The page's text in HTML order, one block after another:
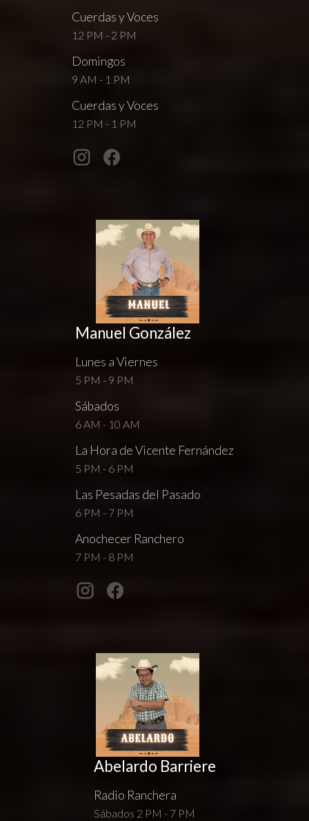
Cuerdas y Voces
12 PM - 2 PM
Domingos
9 AM - 1 PM
Cuerdas y Voces
12 PM - 1 PM
Manuel González
Lunes a Viernes
5 PM - 9 PM
Sábados
6 AM - 10 AM
La Hora de Vicente Fernández
5 PM - 6 PM
Las Pesadas del Pasado
6 PM - 7 PM
Anochecer Ranchero
7 PM - 8 PM
Abelardo Barriere
Radio Ranchera
Sábados 2 PM - 7 PM